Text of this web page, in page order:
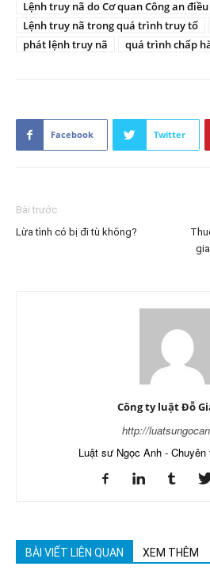
Lệnh truy nã do Cơ quan Công an
Lệnh truy nã trong quá trình truy tố
phát lệnh truy nã
quá trình chấp
Facebook Twitter
Bài trước
Lừa tình có bị đi tù không?
Công ty luật Đỗ
http://
Luật sư Ngọc Anh -
BÀI VIẾT LIÊN QUAN XEM THÊM